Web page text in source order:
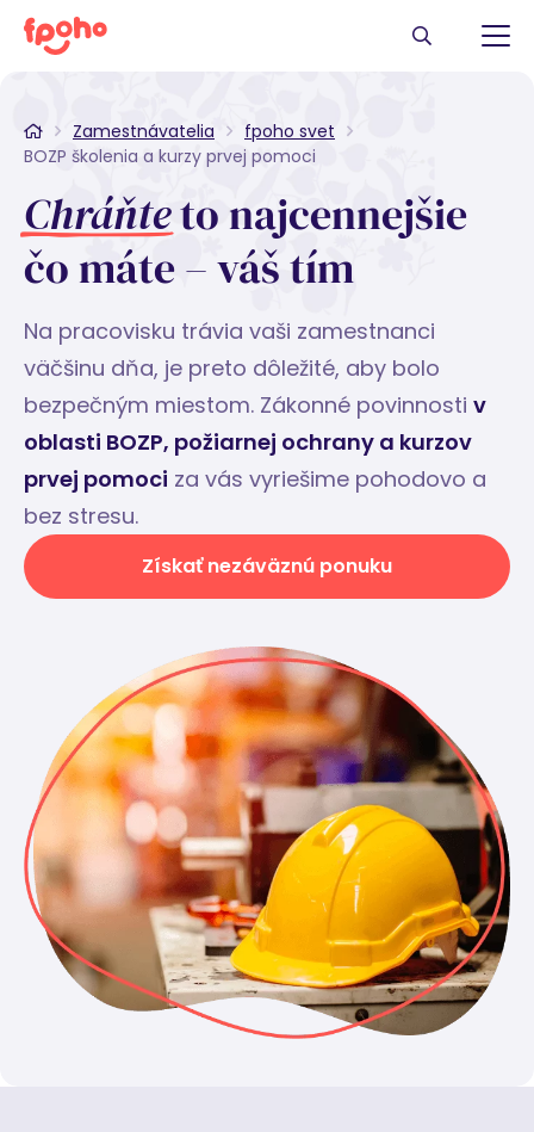
Zamestnávatelia
fpoho svet
BOZP školenia a kurzy prvej pomoci
Chráňteto najcennejšie
čo máte – váš tím
Na pracovisku trávia vaši zamestnanci
väčšinu dňa, je preto dôležité, aby bolo
bezpečným miestom. Zákonné povinnosti v
oblasti BOZP, požiarnej ochrany a kurzov
prvej pomoci za vás vyriešime pohodovo a
bez stresu.
Získať nezáväznú ponuku